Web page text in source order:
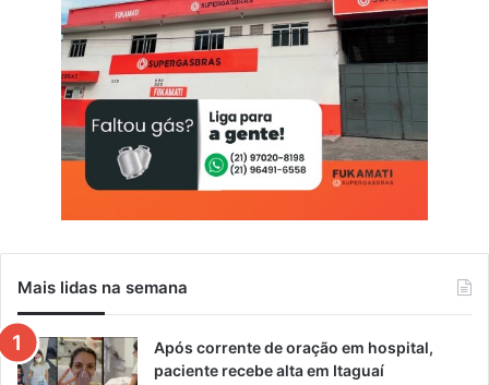
Mais lidas na semana
Após corrente de oração em hospital,
paciente recebe alta em Itaguaí